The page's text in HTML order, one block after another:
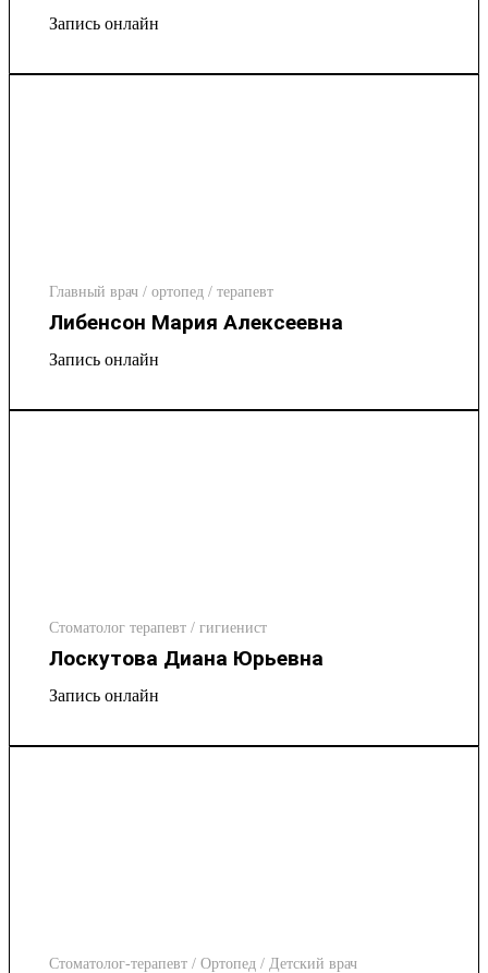
Запись онлайн
Главный врач / ортопед / терапевт
Либенсон Мария Алексеевна
Запись онлайн
Стоматолог терапевт / гигиенист
Лоскутова Диана Юрьевна
Запись онлайн
Стоматолог-терапевт / Ортопед / Детский врач